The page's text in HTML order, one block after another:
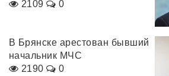
2109
0
В Брянске арестован бывший
начальник МЧС
2190
0